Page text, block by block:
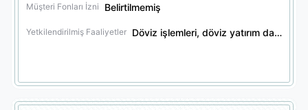
Müşteri Fonları İzni Belirtilmemiş
Yetkilendirilmiş Faaliyetler Döviz işlemleri, döviz yatırım danışmanlığı, finansal türev işlemleri, finansal türev yatırım danışmanlığı, menkul kıymet yatırım danışmanlığı, tröst hizmetleri